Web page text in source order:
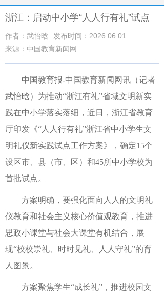
浙江：启动中小学“人人行有礼”试点
作者：武怡晗
发布时间：2026.06.01
来源：中国教育新闻网
中国教育报-中国教育新闻网讯（记者
武怡晗） 为推动“浙江有礼”省域文明新实
践在中小学落实落细，近日，浙江省教育
厅印发《“人人行有礼”浙江省中小学生文
明礼仪新实践试点工作方案》，确定15个
设区市、县（市、区）和45所中小学校为
首批试点。
方案明确，要强化面向人人的文明礼
仪教育和社会主义核心价值观教育，推进
思政小课堂与社会大课堂有机结合，展
现“校校崇礼、时时见礼、人人守礼”的育
人图景。
方案聚焦学生“成长礼”，推进校园文